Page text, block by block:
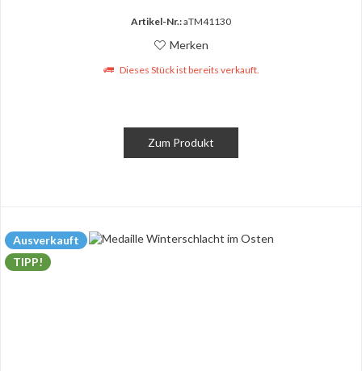
Artikel-Nr.:aTM41130
Merken
Dieses Stück ist bereits verkauft.
Zum Produkt
Ausverkauft
TIPP!